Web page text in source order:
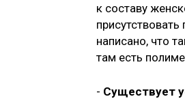
к составу
написано, что
там есть
- Существует